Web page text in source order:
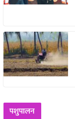
पशुपालन